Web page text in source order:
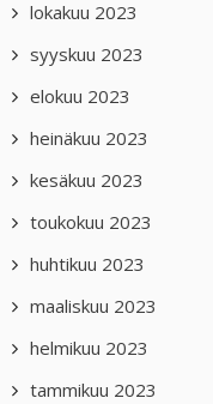
lokakuu 2023
syyskuu 2023
elokuu 2023
heinäkuu 2023
kesäkuu 2023
toukokuu 2023
huhtikuu 2023
maaliskuu 2023
helmikuu 2023
tammikuu 2023